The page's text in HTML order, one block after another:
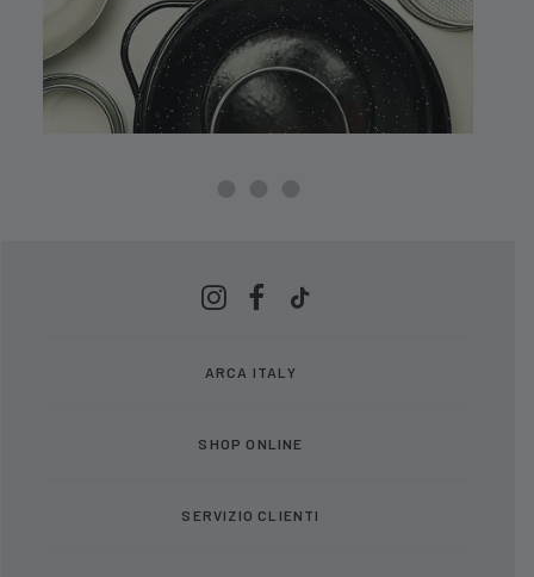
ARCA ITALY
SHOP ONLINE
SERVIZIO CLIENTI